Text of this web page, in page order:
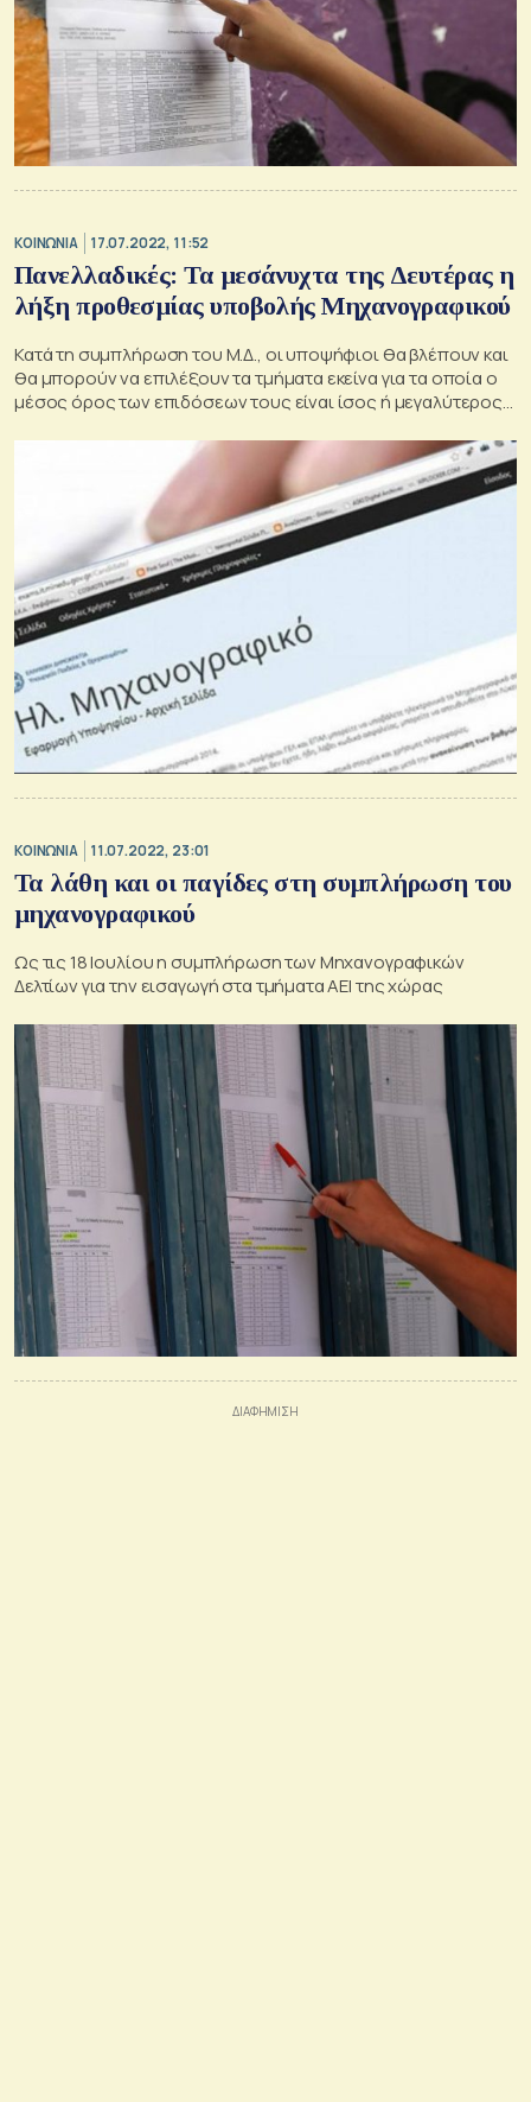
ΚΟΙΝΩΝΙΑ 17.07.2022, 11:52
Πανελλαδικές: Τα μεσάνυχτα της Δευτέρας η
λήξη προθεσμίας υποβολής Μηχανογραφικού
Κατά τη συμπλήρωση του Μ.Δ., οι υποψήφιοι θα βλέπουν και
θα μπορούν να επιλέξουν τα τμήματα εκείνα για τα οποία ο
μέσος όρος των επιδόσεων τους είναι ίσος ή μεγαλύτερος
ΚΟΙΝΩΝΙΑ 11.07.2022, 23:01
Τα λάθη και οι παγίδες στη συμπλήρωση του
μηχανογραφικού
Ως τις 18 Ιουλίου η συμπλήρωση των Μηχανογραφικών
Δελτίων για την εισαγωγή στα τμήματα ΑΕΙ της χώρας